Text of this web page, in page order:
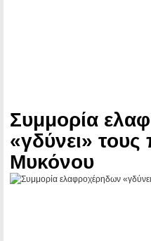
Συμμορία
«γδύνει»
Μυκόνου